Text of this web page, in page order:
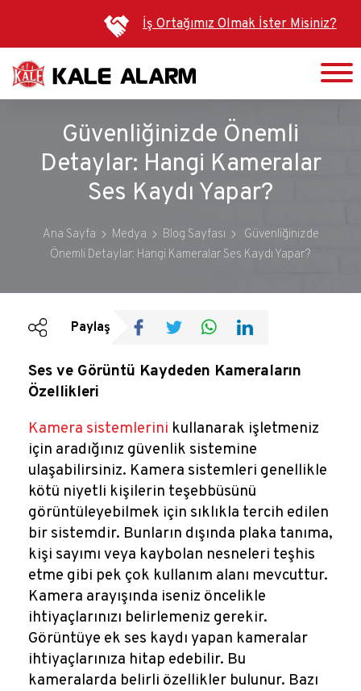
atla
İş Ortağımız Olmak İster Misiniz?
Güvenliğinizde Önemli
Detaylar: Hangi Kameralar
Ses Kaydı Yapar?
Ana Sayfa Medya Blog Sayfası
Güvenliğinizde
Önemli Detaylar: Hangi Kameralar Ses Kaydı Yapar?
Bültenler
Reklamlar
Blog
Paylaş
Ses ve Görüntü Kaydeden Kameraların
Özellikleri
Kamera sistemlerini kullanarak işletmeniz
için aradığınız güvenlik sistemine
ulaşabilirsiniz. Kamera sistemleri genellikle
kötü niyetli kişilerin teşebbüsünü
görüntüleyebilmek için sıklıkla tercih edilen
bir sistemdir. Bunların dışında plaka tanıma,
kişi sayımı veya kaybolan nesneleri teşhis
etme gibi pek çok kullanım alanı mevcuttur.
Kamera arayışında iseniz öncelikle
ihtiyaçlarınızı belirlemeniz gerekir.
Görüntüye ek ses kaydı yapan kameralar
ihtiyaçlarınıza hitap edebilir. Bu
kameralarda belirli özellikler bulunur. Bazı